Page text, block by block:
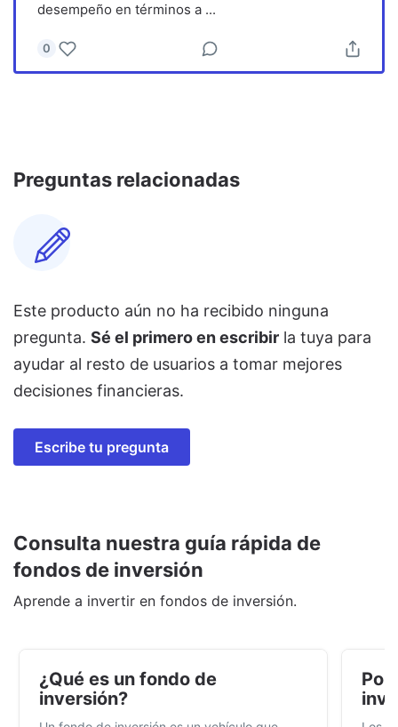
desempeño en términos a...
0
Preguntas relacionadas
Este producto aún no ha recibido ninguna
pregunta. Sé el primero en escribir la tuya para
ayudar al resto de usuarios a tomar mejores
decisiones financieras.
Escribe tu pregunta
Consulta nuestra guía rápida de
fondos de inversión
Aprende a invertir en fondos de inversión.
¿Qué es un fondo de
inversión?
Por